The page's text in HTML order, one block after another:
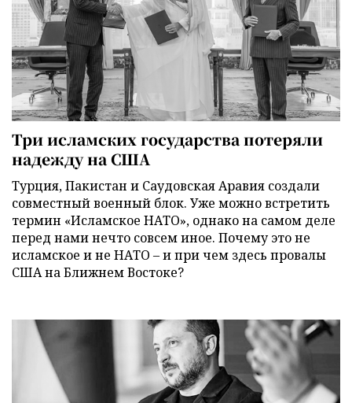
Три исламских государства потеряли
надежду на США
Турция, Пакистан и Саудовская Аравия создали
совместный военный блок. Уже можно встретить
термин «Исламское НАТО», однако на самом деле
перед нами нечто совсем иное. Почему это не
исламское и не НАТО – и при чем здесь провалы
США на Ближнем Востоке?